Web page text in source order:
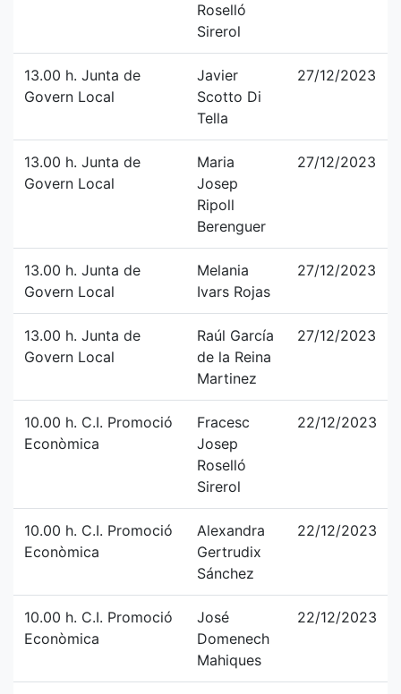
Roselló
Sirerol
13.00 h. Junta de
Govern Local
Javier
Scotto Di
Tella
27/12/2023
13.00 h. Junta de
Govern Local
Maria
Josep
Ripoll
Berenguer
27/12/2023
13.00 h. Junta de
Govern Local
Melania
Ivars Rojas
27/12/2023
13.00 h. Junta de
Govern Local
Raúl García
de la Reina
Martinez
27/12/2023
10.00 h. C.I. Promoció
Econòmica
Fracesc
Josep
Roselló
Sirerol
22/12/2023
10.00 h. C.I. Promoció
Econòmica
Alexandra
Gertrudix
Sánchez
22/12/2023
10.00 h. C.I. Promoció
Econòmica
José
Domenech
Mahiques
22/12/2023